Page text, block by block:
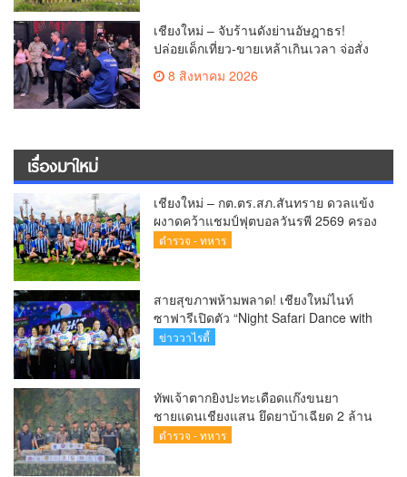
เชียงใหม่ – จับร้านดังย่านอัษฎาธร!
ปล่อยเด็กเที่ยว-ขายเหล้าเกินเวลา จ่อสั่ง
8 สิงหาคม 2026
เรื่องมาใหม่
เชียงใหม่ – กต.ตร.สภ.สันทราย ดวลแข้ง
ผงาดคว้าแชมป์ฟุตบอลวันรพี 2569 ครอง
ถ้วยเกียรติยศประธานศาลฎีกา
ตำรวจ - ทหาร
สายสุขภาพห้ามพลาด! เชียงใหม่ไนท์
ซาฟารีเปิดตัว “Night Safari Dance with
the Wild” ชวนเต้นออกกำลังกาย สัมผัส
ข่าววาไรตี้
ทัพเจ้าตากยิงปะทะเดือดแก๊งขนยา
ชายแดนเชียงแสน ยึดยาบ้าเฉียด 2 ล้าน
เม็ด ซุกกระสอบฟางหนีมืด
ตำรวจ - ทหาร